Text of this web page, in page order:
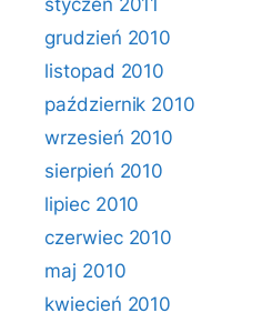
styczeń 2011
grudzień 2010
listopad 2010
październik 2010
wrzesień 2010
sierpień 2010
lipiec 2010
czerwiec 2010
maj 2010
kwiecień 2010